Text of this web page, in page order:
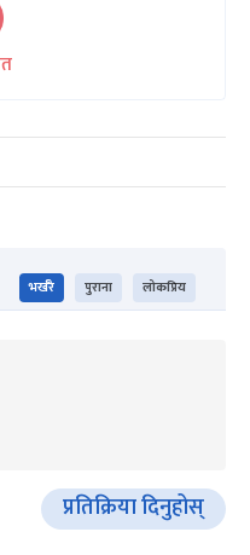
भर्खरै पुराना लोकप्रिय
प्रतिक्रिया दिनुहोस्